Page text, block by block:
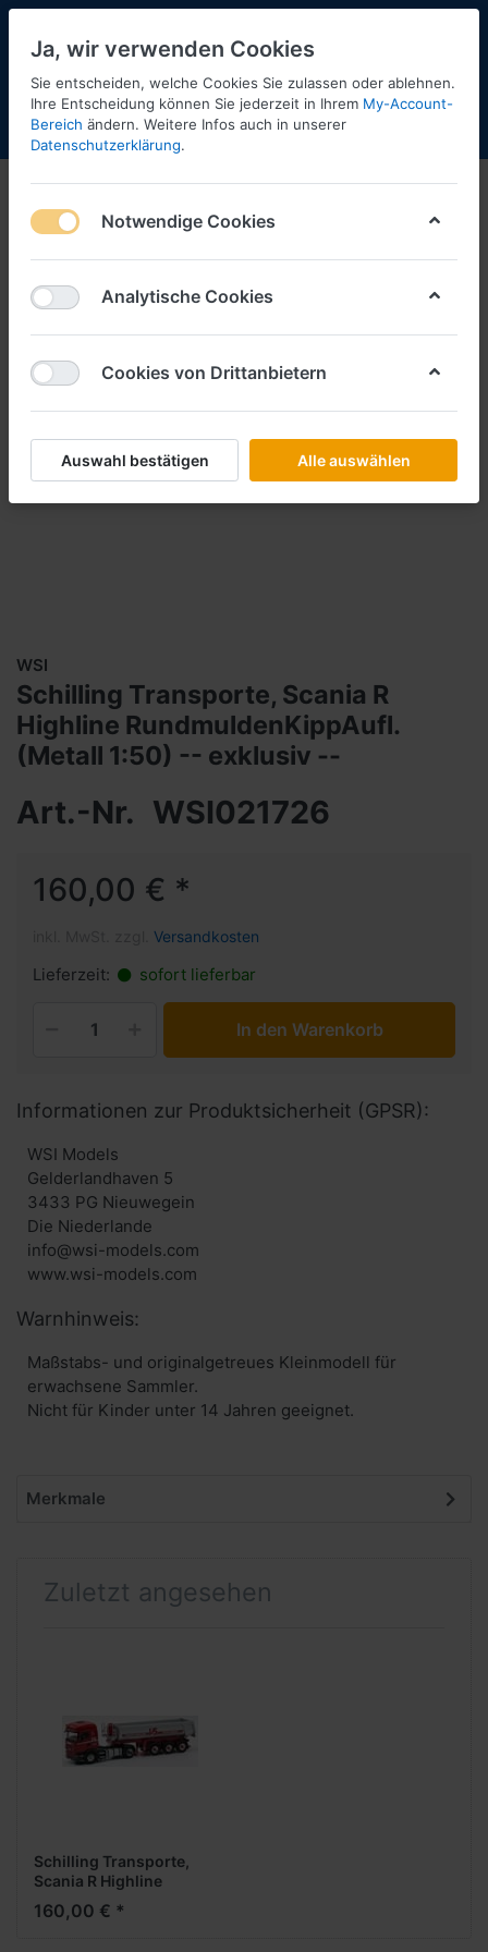
Menü Anmelden Shopaktualisierung
WSI
Schilling Transporte, Scania R
Highline RundmuldenKippAufl.
(Metall 1:50) -- exklusiv --
Art.-Nr. WSI021726
160,00 € *
Versandkosten
Lieferzeit: sofort lieferbar
In den Warenkorb
Informationen zur Produktsicherheit (GPSR):
WSI Models
Gelderlandhaven 5
3433 PG Nieuwegein
Die Niederlande
info@wsi-models.com
www.wsi-models.com
Warnhinweis:
Maßstabs- und originalgetreues Kleinmodell für
erwachsene Sammler.
Nicht für Kinder unter 14 Jahren geeignet.
Merkmale
Zuletzt angesehen
Schilling Transporte,
Scania R Highline
RundmuldenKippAufl.
(Metall 1:50) -- exklusiv -
160,00 € *
Ja, wir verwenden Cookies
Sie entscheiden, welche Cookies Sie zulassen oder ablehnen.
Ihre Entscheidung können Sie jederzeit in Ihrem My-Account-
Bereich ändern. Weitere Infos auch in unserer
Datenschutzerklärung.
Notwendige Cookies
Analytische Cookies
Cookies von Drittanbietern
Auswahl bestätigen Alle auswählen